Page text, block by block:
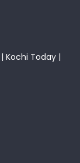
| Kochi Today |